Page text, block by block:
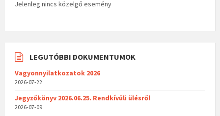
Jelenleg nincs közelgő esemény
LEGUTÓBBI DOKUMENTUMOK
Vagyonnyilatkozatok 2026
2026-07-22
Jegyzőkönyv 2026.06.25. Rendkívüli ülésről
2026-07-09